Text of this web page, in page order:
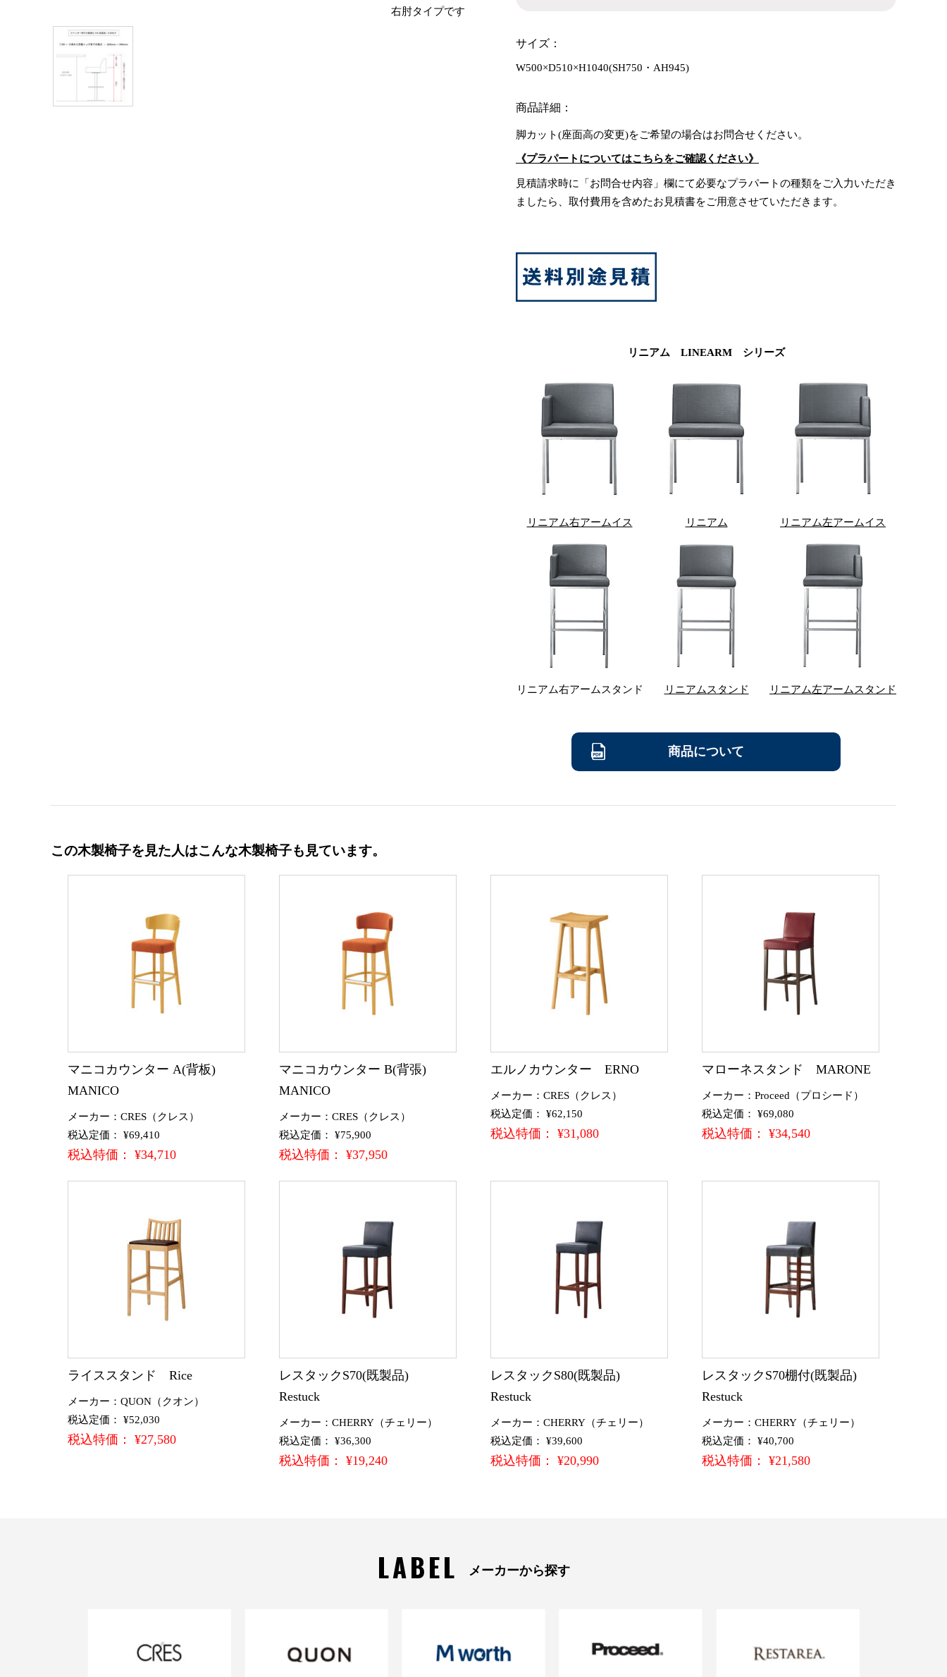
右肘タイプです
サイズ：
W500×D510×H1040(SH750・AH945)
商品詳細：
脚カット(座面高の変更)をご希望の場合はお問合せください。
《プラパートについてはこちらをご確認ください》
見積請求時に「お問合せ内容」欄にて必要なプラパートの種類をご入力いただき
ましたら、取付費用を含めたお見積書をご用意させていただきます。
リニアム LINEARM シリーズ
リニアム右アームイス リニアム リニアム左アームイス
リニアム右アームスタンド リニアムスタンド リニアム左アームスタンド
商品について
この木製椅子を見た人はこんな木製椅子も見ています。
マニコカウンター A(背板)
MANICO
メーカー：CRES（クレス）
税込定価： ¥69,410
税込特価： ¥34,710
マニコカウンター B(背張)
MANICO
メーカー：CRES（クレス）
税込定価： ¥75,900
税込特価： ¥37,950
エルノカウンター ERNO
メーカー：CRES（クレス）
税込定価： ¥62,150
税込特価： ¥31,080
マローネスタンド MARONE
メーカー：Proceed（プロシード）
税込定価： ¥69,080
税込特価： ¥34,540
ライススタンド Rice
メーカー：QUON（クオン）
税込定価： ¥52,030
税込特価： ¥27,580
レスタックS70(既製品)
Restuck
メーカー：CHERRY（チェリー）
税込定価： ¥36,300
税込特価： ¥19,240
レスタックS80(既製品)
Restuck
メーカー：CHERRY（チェリー）
税込定価： ¥39,600
税込特価： ¥20,990
レスタックS70棚付(既製品)
Restuck
メーカー：CHERRY（チェリー）
税込定価： ¥40,700
税込特価： ¥21,580
LABEL メーカーから探す